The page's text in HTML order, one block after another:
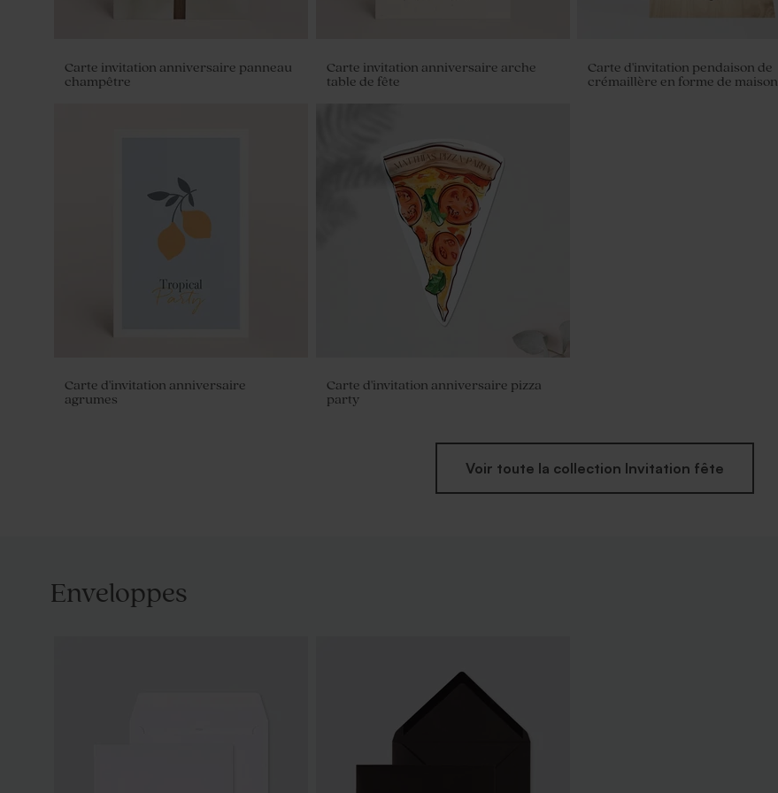
Carte invitation anniversaire panneau
champêtre
Carte invitation anniversaire arche
table de fête
Carte d'invitation pendaison de
crémaillère en forme de maison
Carte d'invitation anniversaire
agrumes
Carte d'invitation anniversaire pizza
party
Voir toute la collection Invitation fête
Enveloppes